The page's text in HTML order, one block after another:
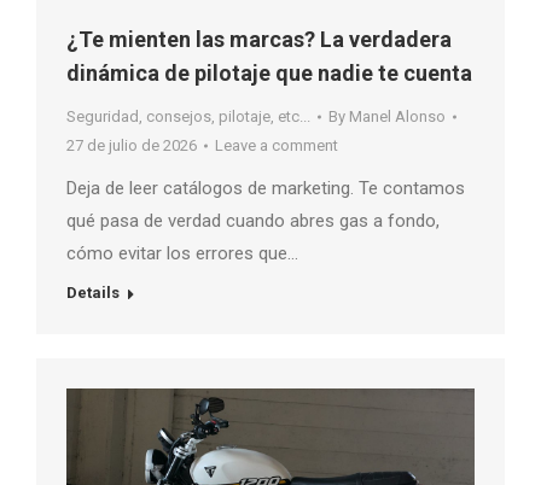
¿Te mienten las marcas? La verdadera
dinámica de pilotaje que nadie te cuenta
Seguridad, consejos, pilotaje, etc... By Manel Alonso
27 de julio de 2026
Leave a comment
Deja de leer catálogos de marketing. Te contamos
qué pasa de verdad cuando abres gas a fondo,
cómo evitar los errores que…
Details